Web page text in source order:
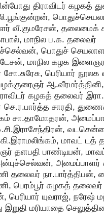
திராவிடர் கழகத்
வீ.குமரேசன், தலைமைக்
மாநில ப.க. தலைவர்
பொதுச்
மாநில கழக
பெரியார்
கழகத் தலைவர்
சாரதி,
சா.தாமோதரன்,
மாவட் டத்
தளபதி பாண்டியன்,
அமைப்பாளர்
தலைவர் நா.பார்த்திபன்,
பெரம்பூர் கழகத்
பெரியார் யுவராஜ், நரேஷ்
இறுதி மரியாதை